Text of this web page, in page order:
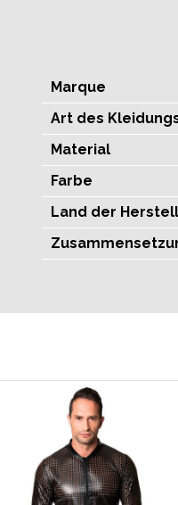
Marque
Art des
Material
Farbe
Land der